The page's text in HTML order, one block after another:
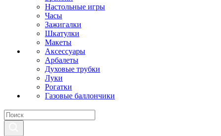
Настольные игры
Часы
Зажигалки
Шкатулки
Макеты
Аксессуары
Арбалеты
Духовые трубки
Луки
Рогатки
Газовые баллончики